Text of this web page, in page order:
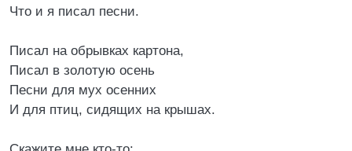
Что и я писал песни.
Писал на обрывках картона,
Писал в золотую осень
Песни для мух осенних
И для птиц, сидящих на крышах.